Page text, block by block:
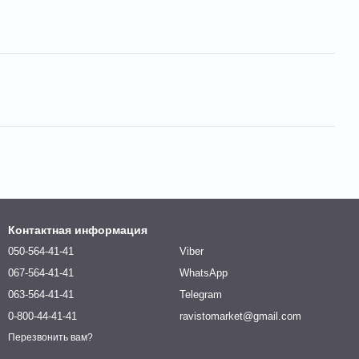
Контактная информация
050-564-41-41
067-564-41-41
063-564-41-41
0-800-44-41-41
Перезвонить вам?
Viber
WhatsApp
Telegram
ravistomarket@gmail.com